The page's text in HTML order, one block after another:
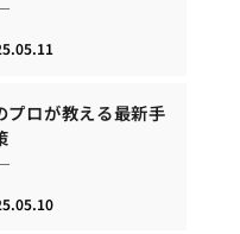
プロが教える最新手